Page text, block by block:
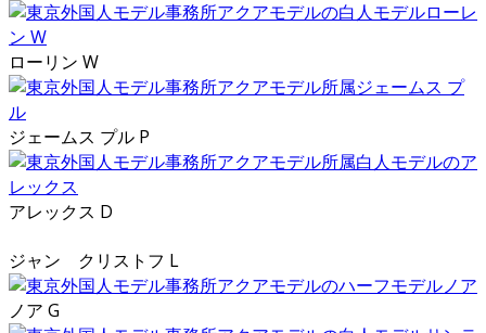
ローリン W
ジェームス プル P
アレックス D
ジャン クリストフ L
ノア G